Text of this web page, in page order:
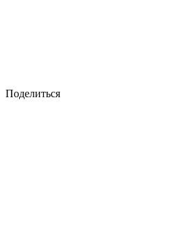
Поделиться